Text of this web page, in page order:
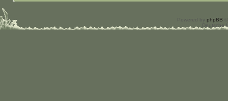
Powered by phpBB
Deutsche